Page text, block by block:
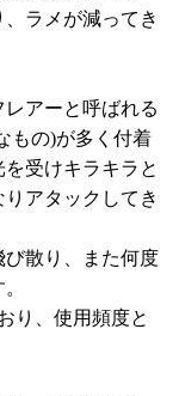
ラメが減ってき
アーと呼ばれる
もの)が多く付着
受けキラキラと
アタックしてき
散り、また何度
り、使用頻度と